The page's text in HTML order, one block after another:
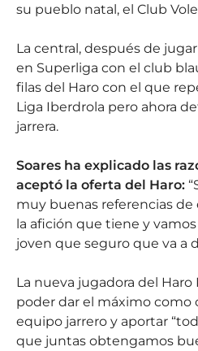
su pueblo natal, el Club
La central, después de
en Superliga con el club
filas del Haro con el que
Liga Iberdrola pero ahora
jarrera.
Soares ha explicado las
aceptó la oferta del Haro:
muy buenas referencias
la afición que tiene y
joven que seguro que va a
La nueva jugadora del Haro
poder dar el máximo
equipo jarrero y aportar
que juntas obtengamos